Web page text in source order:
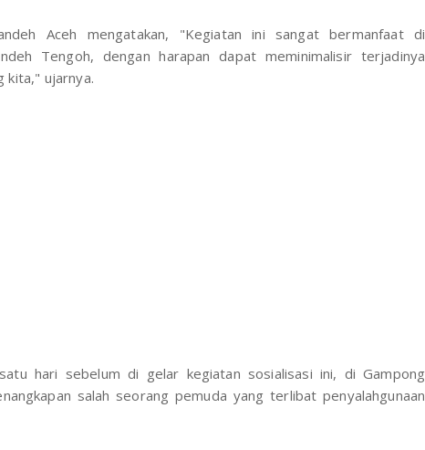
Aceh mengatakan, "Kegiatan ini sangat bermanfaat di
Tengoh, dengan harapan dapat meminimalisir terjadinya
kita," ujarnya.
hari sebelum di gelar kegiatan sosialisasi ini, di Gampong
salah seorang pemuda yang terlibat penyalahgunaan